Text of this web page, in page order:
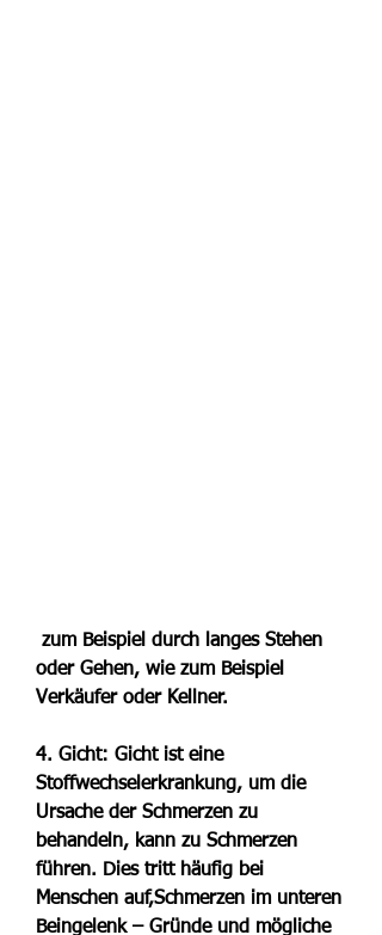
oder Gehen, wie zum Beispiel
Verkäufer oder Kellner.
4. Gicht: Gicht ist eine
Stoffwechselerkrankung, um die
Ursache der Schmerzen zu
behandeln, kann zu Schmerzen
führen. Dies tritt häufig bei
Menschen auf,Schmerzen im unteren
Beingelenk – Gründe und mögliche